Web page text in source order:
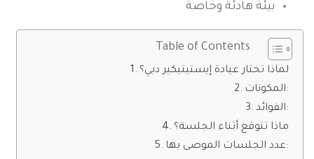
بيئة هادئة وخاصة
Table of Contents
لماذا تختار عيادة إيستيتيكير دبي؟
المكونات:
الفوائد:
ماذا تتوقع أثناء الجلسة؟
عدد الجلسات الموصى بها: